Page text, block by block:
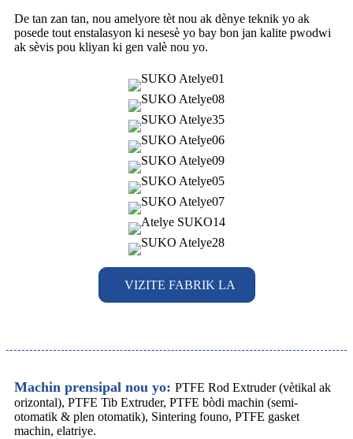
De tan zan tan, nou amelyore tèt nou ak dènye teknik yo ak
posede tout enstalasyon ki nesesè yo bay bon jan kalite pwodwi
ak sèvis pou kliyan ki gen valè nou yo.
VIZITE FABRIK LA
Machin prensipal nou yo: PTFE Rod Extruder (vètikal ak
orizontal), PTFE Tib Extruder, PTFE bòdi machin (semi-
otomatik & plen otomatik), Sintering founo, PTFE gasket
machin, elatriye.